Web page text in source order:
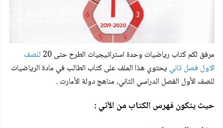
مرفق لكمكتاب رياضيات وحدة استراتيجيات الطرح حتى 20
للصف
الاول فصل ثاني يحتوي هذا الملف على كتاب الطالب في مادة الرياضيات
للصف الأول الفصل الدراسي الثاني، مناهج دولة الأمارت .
حيث يتكون فهرس الكتاب من الآتي :